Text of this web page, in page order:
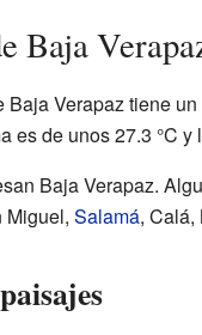
Baja
Baja Verapaz tiene
es de unos 27.3 °C y
Baja Verapaz.
Miguel, Salamá, Calá,